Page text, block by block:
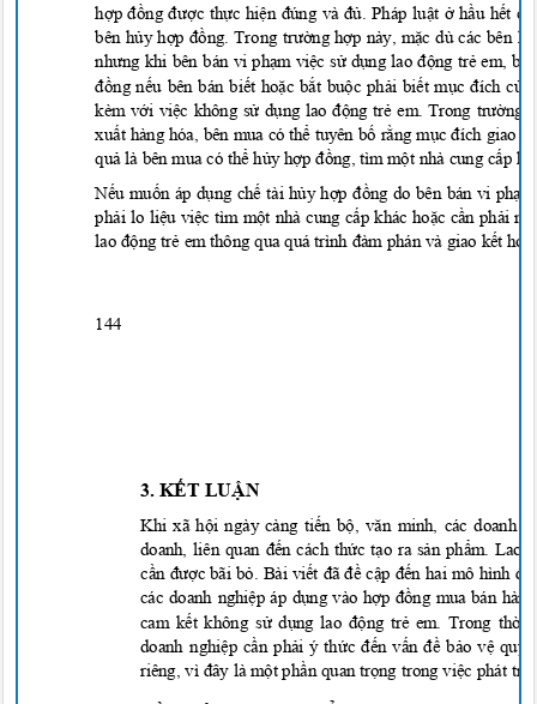
hợp đồng được thực hiện đúng và đủ. Pháp luật ởhầu hết
bên hủy hợp đồng. Trong trường hợp này, mặc dù các bên
nhưng khi bên bán vi phạm việc sử dụng lao động trẻem,
đồng nếu bên bán biết hoặc bắt buộc phải biết mục đích củ
kèm với việc không sửdụng lao động trẻ em. Trong trường h
xuất hàng hóa, bên mua có thể tuyên bố rằng mục đích giao kế
quảlà bên mua có thểhủy hợp đồng, tìm một nhà cung cấp
Nếu muốn áp dụng chếtài hủy hợp đồng do bên bán vi phạ
phải lo liệu việc tìm một nhà cung cấp khác hoặc cần phải nh
lao động trẻ em thông qua quá trình đàm phán và giao kết h
144
3. KẾT LUẬN
Khi xã hội ngày càng tiến bộ, văn minh, các doanh
doanh, liên quan đến cách thức tạo ra sản phẩm. Lao
cần được bãi bỏ . Bài viết đã đềcập đến hai mô hình đồ
các doanh nghiệp áp dụng vào hợp đồng mua bán
cam kết không sửdụng lao động trẻem. Trong thời
doanh nghiệp cần phải ý thức đến vấn đềbảo vệquy
riêng, vì đây là một phần quan trọng trong việc phát tri